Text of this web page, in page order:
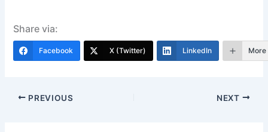
Share via:
Facebook X (Twitter) LinkedIn More
PREVIOUS NEXT